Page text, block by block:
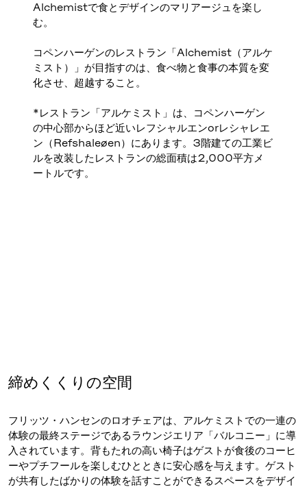
Alchemistで食とデザインのマリアージュを楽し
む。
コペンハーゲンのレストラン「Alchemist（アルケ
ミスト）」が目指すのは、食べ物と食事の本質を変
化させ、超越すること。
*レストラン「アルケミスト」は、コペンハーゲン
の中心部からほど近いレフシャルエンorレシャレエ
ン（Refshaleøen）にあります。3階建ての工業ビ
ルを改装したレストランの総面積は2,000平方メ
ートルです。
締めくくりの空間
フリッツ・ハンセンのロオチェアは、アルケミストでの一連の
体験の最終ステージであるラウンジエリア「バルコニー」に導
入されています。背もたれの高い椅子はゲストが食後のコーヒ
ーやプチフールを楽しむひとときに安心感を与えます。ゲスト
が共有したばかりの体験を話すことができるスペースをデザイ